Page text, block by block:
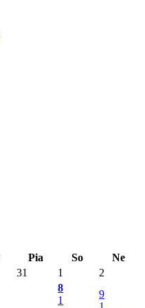
Pia So
Ne
31 1 2
8
1
9